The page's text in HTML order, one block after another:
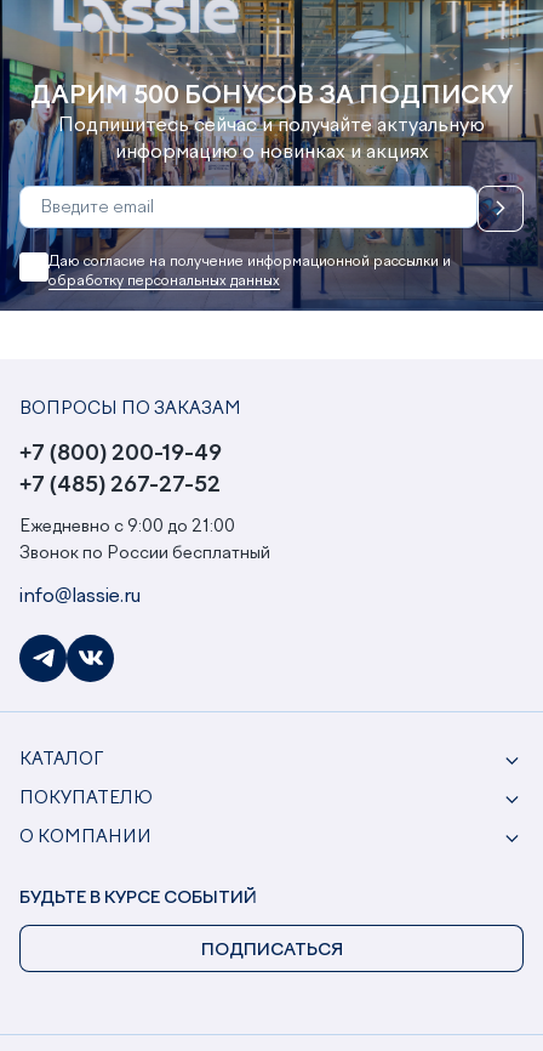
ДАРИМ 500 БОНУСОВ ЗА ПОДПИСКУ
Подпишитесь сейчас и получайте актуальную
информацию о новинках и акциях
Даю согласие на получение информационной рассылки и
обработку персональных данных
ВОПРОСЫ ПО ЗАКАЗАМ
+7 (800) 200-19-49
+7 (485) 267-27-52
Ежедневно с 9:00 до 21:00
Звонок по России бесплатный
info@lassie.ru
КАТАЛОГ
ПОКУПАТЕЛЮ
О КОМПАНИИ
БУДЬТЕ В КУРСЕ СОБЫТИЙ
ПОДПИСАТЬСЯ